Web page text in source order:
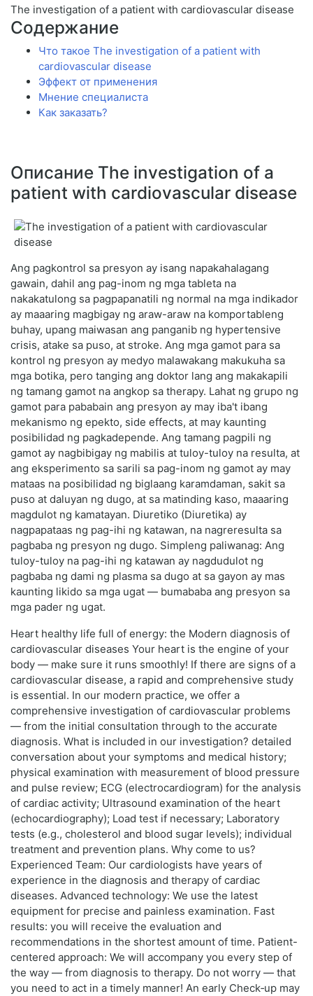
The investigation of a patient with cardiovascular disease
Содержание
Что такое The investigation of a patient with
cardiovascular disease
Эффект от применения
Мнение специалиста
Как заказать?
Описание The investigation of a
patient with cardiovascular disease
Ang pagkontrol sa presyon ay isang napakahalagang
gawain, dahil ang pag-inom ng mga tableta na
nakakatulong sa pagpapanatili ng normal na mga indikador
ay maaaring magbigay ng araw-araw na komportableng
buhay, upang maiwasan ang panganib ng hypertensive
crisis, atake sa puso, at stroke. Ang mga gamot para sa
kontrol ng presyon ay medyo malawakang makukuha sa
mga botika, pero tanging ang doktor lang ang makakapili
ng tamang gamot na angkop sa therapy. Lahat ng grupo ng
gamot para pababain ang presyon ay may iba't ibang
mekanismo ng epekto, side effects, at may kaunting
posibilidad ng pagkadepende. Ang tamang pagpili ng
gamot ay nagbibigay ng mabilis at tuloy-tuloy na resulta, at
ang eksperimento sa sarili sa pag-inom ng gamot ay may
mataas na posibilidad ng biglaang karamdaman, sakit sa
puso at daluyan ng dugo, at sa matinding kaso, maaaring
magdulot ng kamatayan. Diuretiko (Diuretika) ay
nagpapataas ng pag-ihi ng katawan, na nagreresulta sa
pagbaba ng presyon ng dugo. Simpleng paliwanag: Ang
tuloy-tuloy na pag-ihi ng katawan ay nagdudulot ng
pagbaba ng dami ng plasma sa dugo at sa gayon ay mas
kaunting likido sa mga ugat — bumababa ang presyon sa
mga pader ng ugat.
Heart healthy life full of energy: the Modern diagnosis of
cardiovascular diseases Your heart is the engine of your
body — make sure it runs smoothly! If there are signs of a
cardiovascular disease, a rapid and comprehensive study
is essential. In our modern practice, we offer a
comprehensive investigation of cardiovascular problems
— from the initial consultation through to the accurate
diagnosis. What is included in our investigation? detailed
conversation about your symptoms and medical history;
physical examination with measurement of blood pressure
and pulse review; ECG (electrocardiogram) for the analysis
of cardiac activity; Ultrasound examination of the heart
(echocardiography); Load test if necessary; Laboratory
tests (e.g., cholesterol and blood sugar levels); individual
treatment and prevention plans. Why come to us?
Experienced Team: Our cardiologists have years of
experience in the diagnosis and therapy of cardiac
diseases. Advanced technology: We use the latest
equipment for precise and painless examination. Fast
results: you will receive the evaluation and
recommendations in the shortest amount of time. Patient-
centered approach: We will accompany you every step of
the way — from diagnosis to therapy. Do not worry — that
you need to act in a timely manner! An early Check‑up may